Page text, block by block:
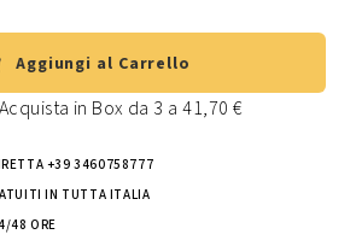
Aggiungi al Carrello
Acquista in Box da 3 a 41,70 €
+39 3460758777
IN TUTTA ITALIA
48 ORE